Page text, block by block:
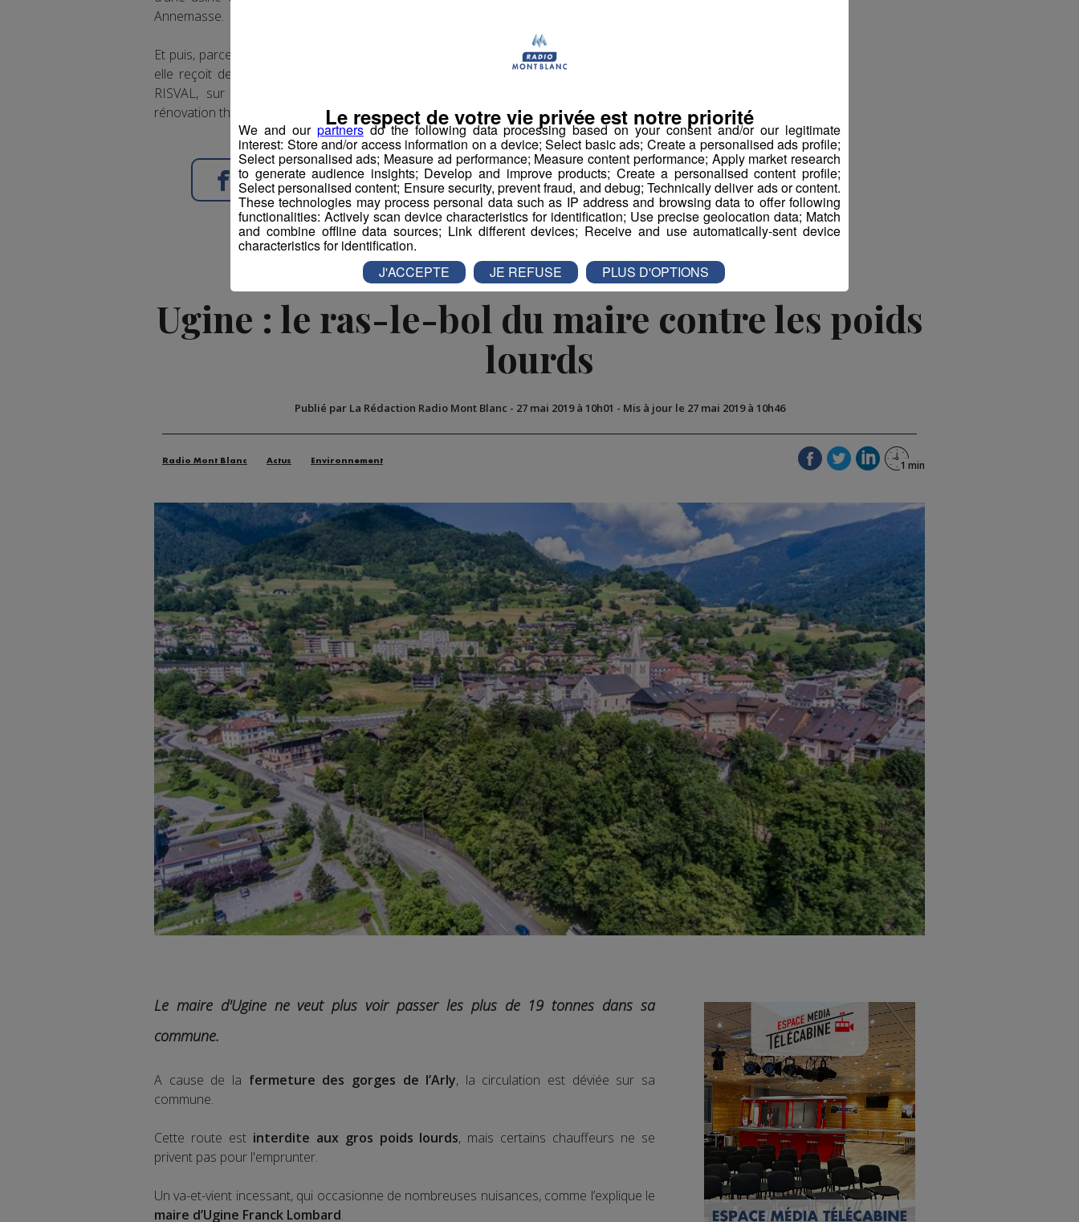
Annemasse.
Et puis, parce que la Haute-Savoie a des frontières communes avec la Suisse et l’Italie,
elle reçoit des aides pour financer des programmes transfrontaliers. Par exemple le
RISVAL, sur le risque sismique, qui concerne le viaduc des Egratz ; l’A2E, sur la
rénovation thermique ou encore la PACTA, sur la politique culturelle.
Partager sur Facebook Partager sur Twitter
Ugine : le ras-le-bol du maire contre les poids
lourds
Publié par La Rédaction Radio Mont Blanc - 27 mai 2019 à 10h01 - Mis à jour le 27 mai 2019 à 10h46
Radio Mont Blanc Actus Environnement
Le maire d'Ugine ne veut plus voir passer les plus de 19 tonnes dans sa
commune.
A cause de la fermeture des gorges de l’Arly, la circulation est déviée sur sa
commune.
Cette route est interdite aux gros poids lourds, mais certains chauffeurs ne se
privent pas pour l'emprunter.
Un va-et-vient incessant, qui occasionne de nombreuses nuisances, comme l’explique le
maire d’Ugine Franck Lombard.
We and our partnersdo the following data processing based on your consent and/or our legitimate
interest: Store and/or access information on a device; Select basic ads; Create a personalised ads profile;
Select personalised ads; Measure ad performance; Measure content performance; Apply market research
to generate audience insights; Develop and improve products; Create a personalised content profile;
Select personalised content; Ensure security, prevent fraud, and debug; Technically deliver ads or content.
These technologies may process personal data such as IP address and browsing data to offer following
functionalities: Actively scan device characteristics for identification; Use precise geolocation data; Match
and combine offline data sources; Link different devices; Receive and use automatically-sent device
characteristics for identification.
Le respect de votre vie privée est notre priorité
J'ACCEPTE JE REFUSE PLUS D'OPTIONS